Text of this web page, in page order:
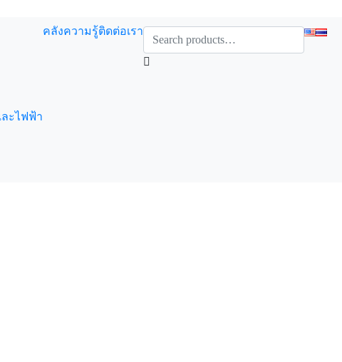
ะไฟฟ้า
คลังความรู้ติดต่อเรา